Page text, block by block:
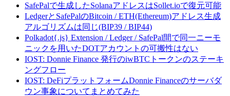
SafePalで生成したSolanaアドレスはSollet.ioで復元可能
LedgerとSafePalのBitcoin / ETH(Ethereum)アドレス生成
アルゴリズムは同じ(BIP39 / BIP44)
Polkadot{.js} Extension / Ledger / SafePal間で同一ニーモ
ニックを用いたDOTアカウントの可搬性はない
IOST: Donnie Finance 発行のiwBTCトークンのステーキ
ングフロー
IOST: DeFiプラットフォームDonnie Financeのサーバダ
ウン事象についてまとめてみた